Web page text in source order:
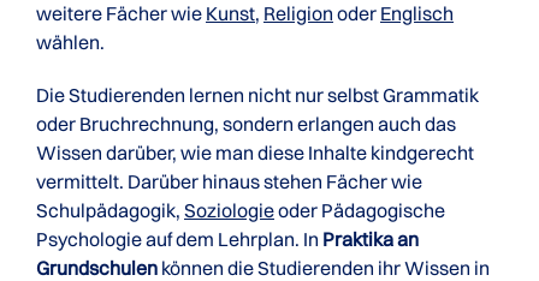
weitere Fächer wie Kunst, Religion oder Englisch
wählen.
Die Studierenden lernen nicht nur selbst Grammatik
oder Bruchrechnung, sondern erlangen auch das
Wissen darüber, wie man diese Inhalte kindgerecht
vermittelt. Darüber hinaus stehen Fächer wie
Schulpädagogik, Soziologieoder Pädagogische
Psychologie auf dem Lehrplan. In Praktika an
Grundschulen können die Studierenden ihr Wissen in